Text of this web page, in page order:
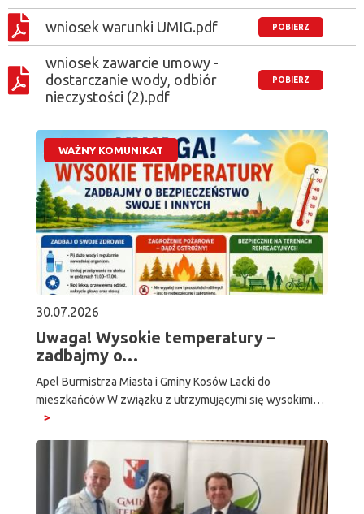
wniosek warunki UMIG.pdf
wniosek zawarcie umowy -
dostarczanie wody, odbiór
nieczystości (2).pdf
WAŻNY KOMUNIKAT
30.07.2026
Uwaga! Wysokie temperatury –
zadbajmy o…
Apel Burmistrza Miasta i Gminy Kosów Lacki do
mieszkańców W związku z utrzymującymi się wysokimi…